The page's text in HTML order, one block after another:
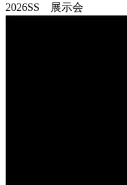
2026SS 展示会